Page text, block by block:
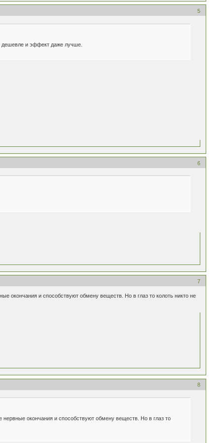
5
дешевле и эффект даже лучше.
6
7
окончания и способствуют обмену веществ. Но в глаз то колоть никто не
8
окончания и способствуют обмену веществ. Но в глаз то